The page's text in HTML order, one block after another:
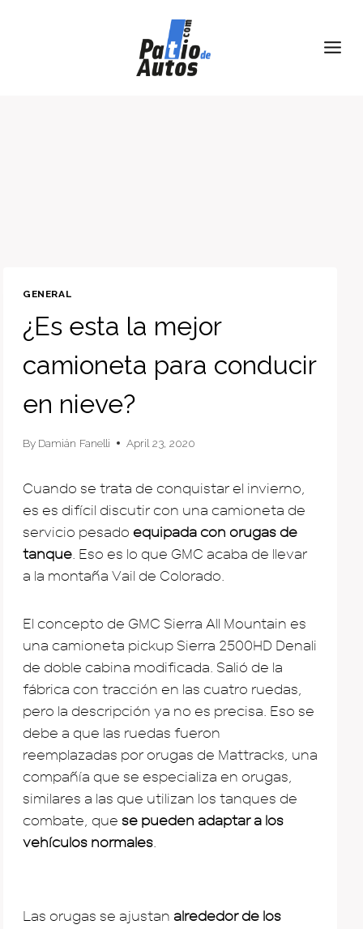
GENERAL
¿Es esta la mejor
camioneta para conducir
en nieve?
By Damián Fanelli April 23, 2020
Cuando se trata de conquistar el invierno,
es es difícil discutir con una camioneta de
servicio pesado equipada con orugas de
tanque . Eso es lo que GMC acaba de llevar
a la montaña Vail de Colorado.
El concepto de GMC Sierra All Mountain es
una camioneta pickup Sierra 2500HD Denali
de doble cabina modificada. Salió de la
fábrica con tracción en las cuatro ruedas,
pero la descripción ya no es precisa. Eso se
debe a que las ruedas fueron
reemplazadas por orugas de Mattracks, una
compañía que se especializa en orugas,
similares a las que utilizan los tanques de
combate, que se pueden adaptar a los
vehículos normales
Las orugas se ajustan alrededor de los